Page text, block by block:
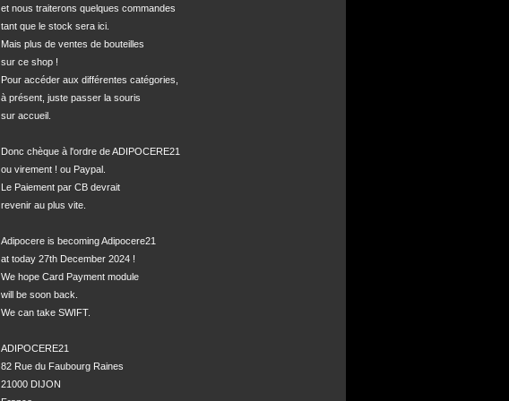
et nous traiterons quelques commandes
tant que le stock sera ici.
Mais plus de ventes de bouteilles
sur ce shop !
Pour accéder aux différentes catégories,
à présent, juste passer la souris
sur accueil.
Donc chèque à l'ordre de ADIPOCERE21
ou virement ! ou Paypal.
Le Paiement par CB devrait
revenir au plus vite.
Adipocere is becoming Adipocere21
at today 27th December 2024 !
We hope Card Payment module
will be soon back.
We can take SWIFT.
ADIPOCERE21
82 Rue du Faubourg Raines
21000 DIJON